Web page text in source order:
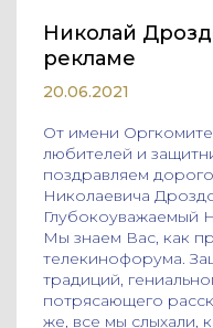
Николай
рекламе
20.06.2021
От имени
любителей и
поздравляем
Николаевича
Глубокоуважаемый
Мы знаем Вас, как
телекинофорума.
традиций,
потрясающего
же, все мы слыхали,